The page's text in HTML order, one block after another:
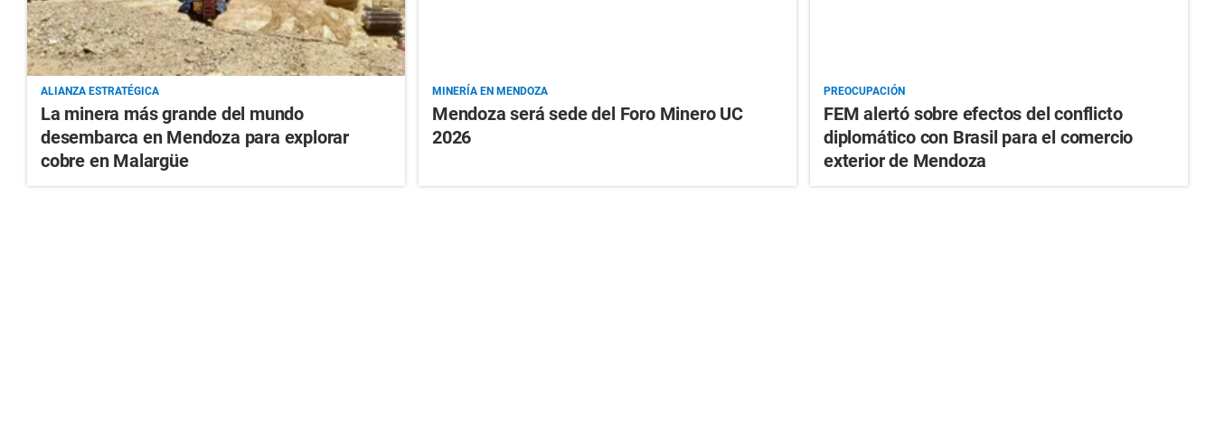
ALIANZA ESTRATÉGICA
La minera más grande del mundo
desembarca en Mendoza para explorar
cobre en Malargüe
MINERÍA EN MENDOZA
Mendoza será sede del Foro Minero UC
2026
PREOCUPACIÓN
FEM alertó sobre efectos del conflicto
diplomático con Brasil para el comercio
exterior de Mendoza